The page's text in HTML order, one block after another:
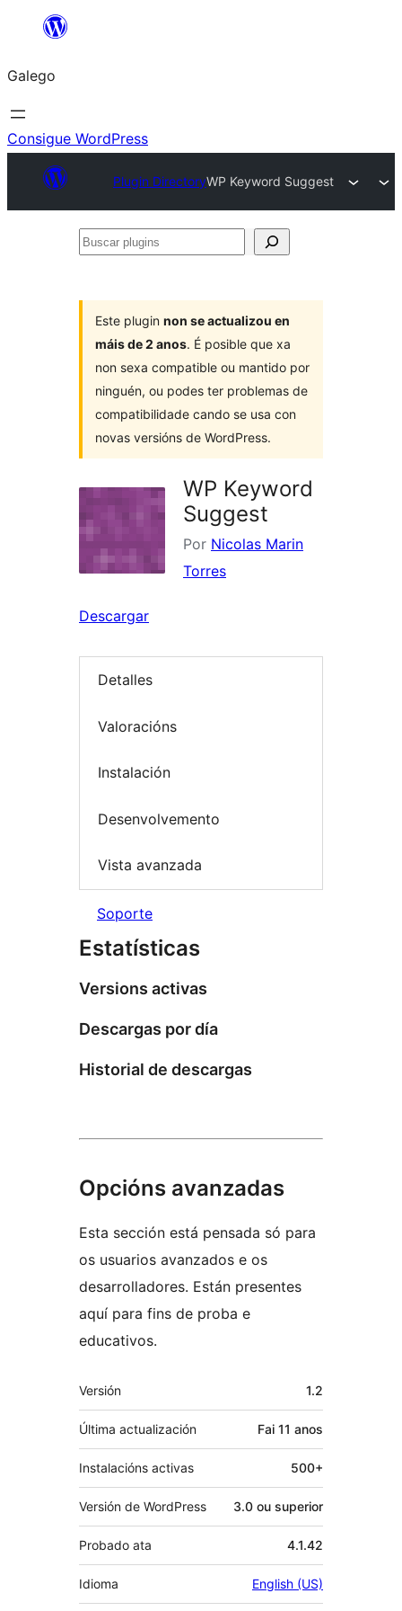
Saltar
contido
Galego
Consigue WordPress
Plugin DirectoryWP Keyword Suggest
Buscar
Este plugin non se actualizou en
máis de 2 anos. É posible que xa
non sexa compatible ou mantido por
ninguén, ou podes ter problemas de
compatibilidade cando se usa con
novas versións de WordPress.
WP Keyword
Suggest
Por Nicolas Marin
Torres
Descargar
Detalles
Valoracións
Instalación
Desenvolvemento
Vista avanzada
Soporte
Estatísticas
Versions activas
Descargas por día
Historial de descargas
Opcións avanzadas
Esta sección está pensada só para
os usuarios avanzados e os
desarrolladores. Están presentes
aquí para fins de proba e
educativos.
Meta
Versión 1.2
Última actualización Fai 11 anos
Instalacións activas 500+
Versión de WordPress 3.0 ou superior
Probado ata 4.1.42
Idioma English (US)